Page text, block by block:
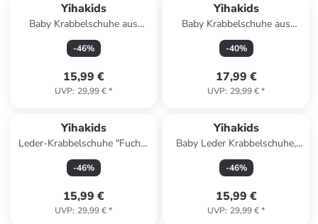
Yihakids
Baby Krabbelschuhe aus
Leder, weiche Lauflernschuhe
mit rutschfester Sohle
-46%
15,99 €
UVP: 29,99 €*
Yihakids
Baby Krabbelschuhe aus
Leder, weiche Lauflernschuhe
mit rutschfester Sohle
-40%
17,99 €
UVP: 29,99 €*
Yihakids
Leder-Krabbelschuhe "Fuchs"
in Rosa
-46%
15,99 €
UVP: 29,99 €*
Yihakids
Baby Leder Krabbelschuhe,
mit rutschfester Sohle –
Braun
-46%
15,99 €
UVP: 29,99 €*